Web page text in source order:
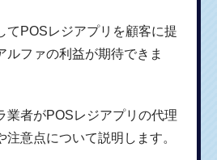
てPOSレジアプリを顧客に提
ルファの利益が期待できま
業者がPOSレジアプリの代理
注意点について説明します。